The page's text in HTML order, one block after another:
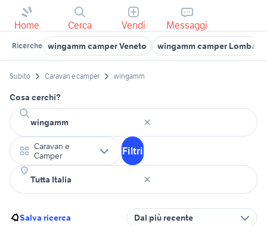
Home Cerca Vendi Messaggi
Ricerche wingamm camper Veneto wingamm camper
Subito Caravan e camper wingamm
Cosa cerchi?
Caravan e
Camper
Filtri
Salva ricerca Dal più recente